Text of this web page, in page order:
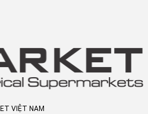
âm thanh 2*10W chuẩn Dolby
Y68. Với hỗ trợ cổng kết nối
2 chiều, bạn hoàn toàn có thể
dụng để thưởng thức nội dung
VIỆT NAM